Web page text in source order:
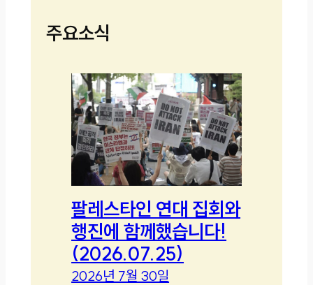
주요소식
팔레스타인 연대 집회와
행진에 함께했습니다!
(2026.07.25)
2026년 7월 30일